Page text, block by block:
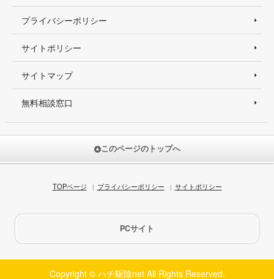
プライバシーポリシー
サイトポリシー
サイトマップ
無料相談窓口
このページのトップへ
TOPページ プライバシーポリシー サイトポリシー
PCサイト
Copyright © ハチ駆除net All Rights Reserved.